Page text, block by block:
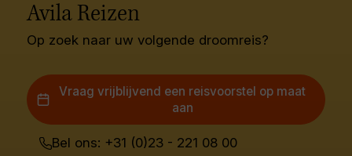
Avila Reizen
Op zoek naar uw volgende droomreis?
Vraag vrijblijvend een reisvoorstel op maat
aan
Bel ons: +31 (0)23 - 221 08 00